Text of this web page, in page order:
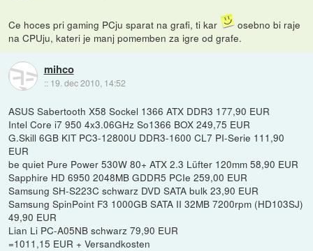
Ce hoces pri gaming PCju sparat na grafi, ti kar
osebno bi raje
na CPUju, kateri je manj pomemben za igre od grafe.
mihco
:: 19. dec 2010, 14:52
ASUS Sabertooth X58 Sockel 1366 ATX DDR3 177,90 EUR
Intel Core i7 950 4x3.06GHz So1366 BOX 249,75 EUR
G.Skill 6GB KIT PC3-12800U DDR3-1600 CL7 PI-Serie 111,90
EUR
be quiet Pure Power 530W 80+ ATX 2.3 Lüfter 120mm 58,90 EUR
Sapphire HD 6950 2048MB GDDR5 PCIe 259,00 EUR
Samsung SH-S223C schwarz DVD SATA bulk 23,90 EUR
Samsung SpinPoint F3 1000GB SATA II 32MB 7200rpm (HD103SJ)
49,90 EUR
Lian Li PC-A05NB schwarz 79,90 EUR
=1011,15 EUR + Versandkosten